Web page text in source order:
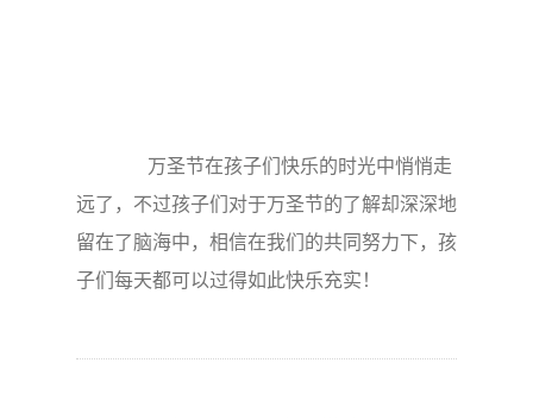
万圣节在孩子们快乐的时光中悄悄走
远了，不过孩子们对于万圣节的了解却深深地
留在了脑海中，相信在我们的共同努力下，孩
子们每天都可以过得如此快乐充实！